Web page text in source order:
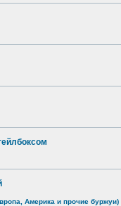
Америка и прочие буржуи)